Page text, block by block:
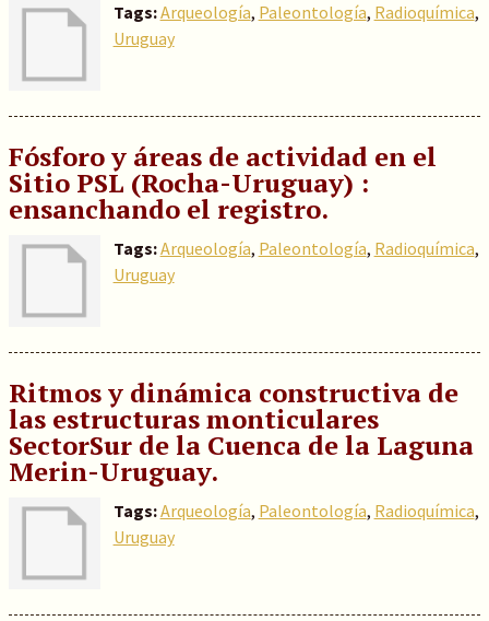
Tags:Arqueología, Paleontología, Radioquímica,
Uruguay
Fósforo y áreas de actividad en el
Sitio PSL (Rocha-Uruguay) :
ensanchando el registro.
Tags:Arqueología, Paleontología, Radioquímica,
Uruguay
Ritmos y dinámica constructiva de
las estructuras monticulares
SectorSur de la Cuenca de la Laguna
Merin-Uruguay.
Tags:Arqueología, Paleontología, Radioquímica,
Uruguay